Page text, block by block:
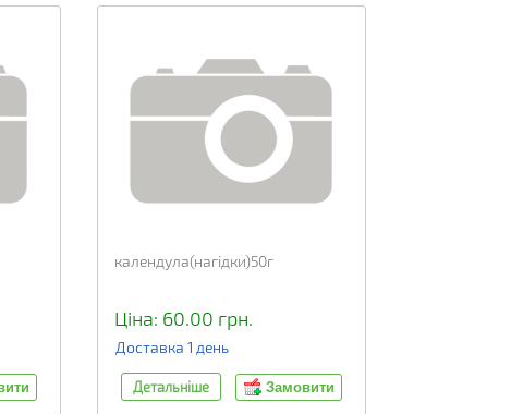
календула(нагідки)50г
Ціна: 60.00 грн.
Доставка 1 день
Детальніше Замовити